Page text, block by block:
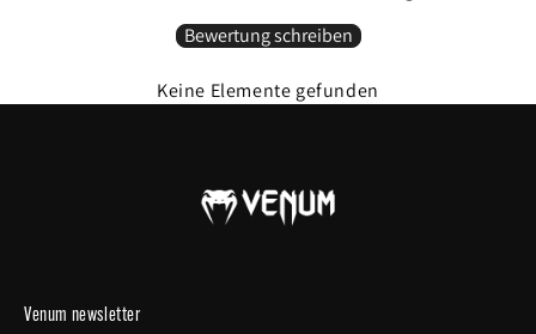
Naturkautschuk-PlatteBewertung schreiben
Keine Elemente gefunden
Venum newsletter